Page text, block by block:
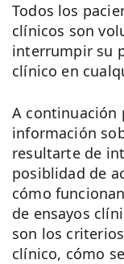
Todos los
clínicos son
interrumpir su
clínico en
A continuación
información
resultarte de
posiblidad de
cómo
de ensayos
son los
clínico, cómo